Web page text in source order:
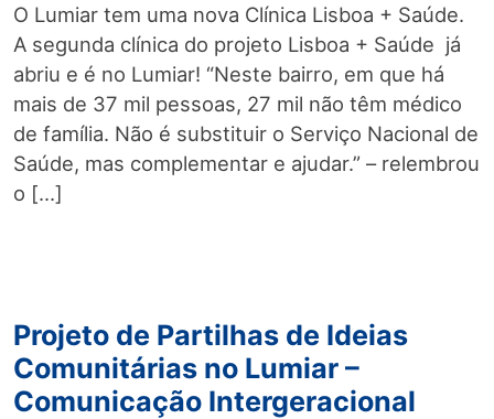
O Lumiar tem uma nova Clínica Lisboa + Saúde.
A segunda clínica do projeto Lisboa + Saúde já
abriu e é no Lumiar! “Neste bairro, em que há
mais de 37 mil pessoas, 27 mil não têm médico
de família. Não é substituir o Serviço Nacional de
Saúde, mas complementar e ajudar.” – relembrou
o […]
Projeto de Partilhas de Ideias
Comunitárias no Lumiar –
Comunicação Intergeracional